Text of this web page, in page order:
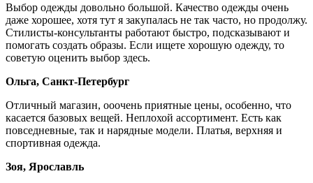
Выбор одежды довольно большой. Качество одежды очень
даже хорошее, хотя тут я закупалась не так часто, но продолжу.
Стилисты-консультанты работают быстро, подсказывают и
помогать создать образы. Если ищете хорошую одежду, то
советую оценить выбор здесь.
Ольга, Санкт-Петербург
Отличный магазин, ооочень приятные цены, особенно, что
касается базовых вещей. Неплохой ассортимент. Есть как
повседневные, так и нарядные модели. Платья, верхняя и
спортивная одежда.
Зоя, Ярославль